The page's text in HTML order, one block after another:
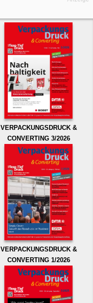
VERPACKUNGSDRUCK &
CONVERTING 3/2026
VERPACKUNGSDRUCK &
CONVERTING 1/2026